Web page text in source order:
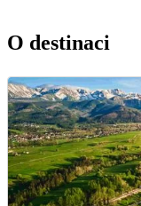
O destinaci